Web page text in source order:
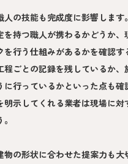
人の技能も完成度に影響します
を持つ職人が携わるかどうか、
を行う仕組みがあるかを確認す
程ごとの記録を残しているか、
に行っているかといった点も確
明示してくれる業者は現場に対
物の形状に合わせた提案力も大